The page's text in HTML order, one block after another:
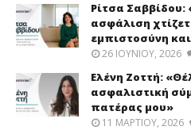
Ρίτσα Σαββίδου:
ασφάλιση
εμπιστοσύνη
26 ΙΟΥΝΊΟΥ, 2026
Ελένη Ζοττή:
ασφαλιστική
πατέρας μου»
11 ΜΑΡΤΊΟΥ, 2026